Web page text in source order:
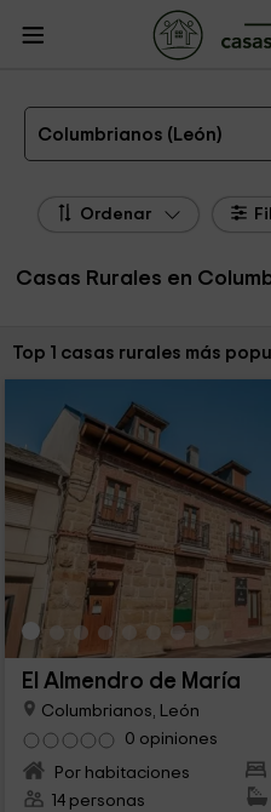
Casas Rurales
Rurales León
Casas Rurales
Las 1 mejores casas rurales en
Columbrianos (León)
Ordenar
Casas Rurales en
Ordenar por:
Top 1 casas rurales más
El Almendro de María
Columbrianos, León
0 opiniones
Por habitaciones
14 personas